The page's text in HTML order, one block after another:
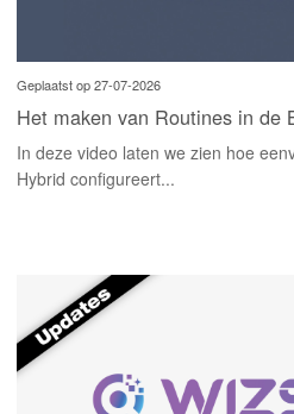
Geplaatst op 27-07-2026
Het maken van Routines in de
In deze video laten we zien hoe
Hybrid configureert...